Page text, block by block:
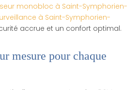
monobloc à Saint-Symphorien-
à Saint-Symphorien-
accrue et un confort optimal.
mesure pour chaque